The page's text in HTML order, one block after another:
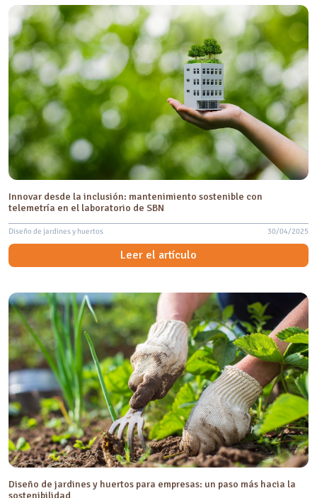
Innovar desde la inclusión: mantenimiento sostenible con
telemetría en el laboratorio de SBN
Diseño de jardines y huertos 30/04/2025
Leer el artículo
Diseño de jardines y huertos para empresas: un paso más hacia la